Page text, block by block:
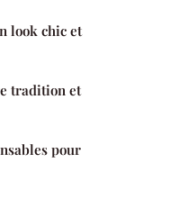
look chic et
tradition et
pour